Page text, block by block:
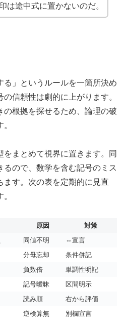
は途中式に置かないのだ。
る」というルールを一箇所決め
信頼性は劇的に上がります。
の根拠を探せるため、論理の破
まとめて視界に置きます。同
るので、数学を含む記号のミス
ます。次の表を定期的に見直
原因
対策
同値不明
⇔宣言
分母忘却
条件併記
負数倍
単調性明記
記号曖昧
区間明示
読み順
右から評価
逆検算無 別欄宣言